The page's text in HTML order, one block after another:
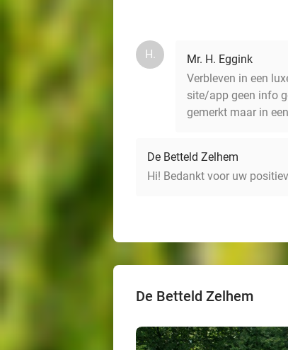
H.
Mr. H. Eggink
Verbleven in een
site/app geen info
gemerkt maar in
De Betteld Zelhem
Hi! Bedankt voor uw
De Betteld Zelhem